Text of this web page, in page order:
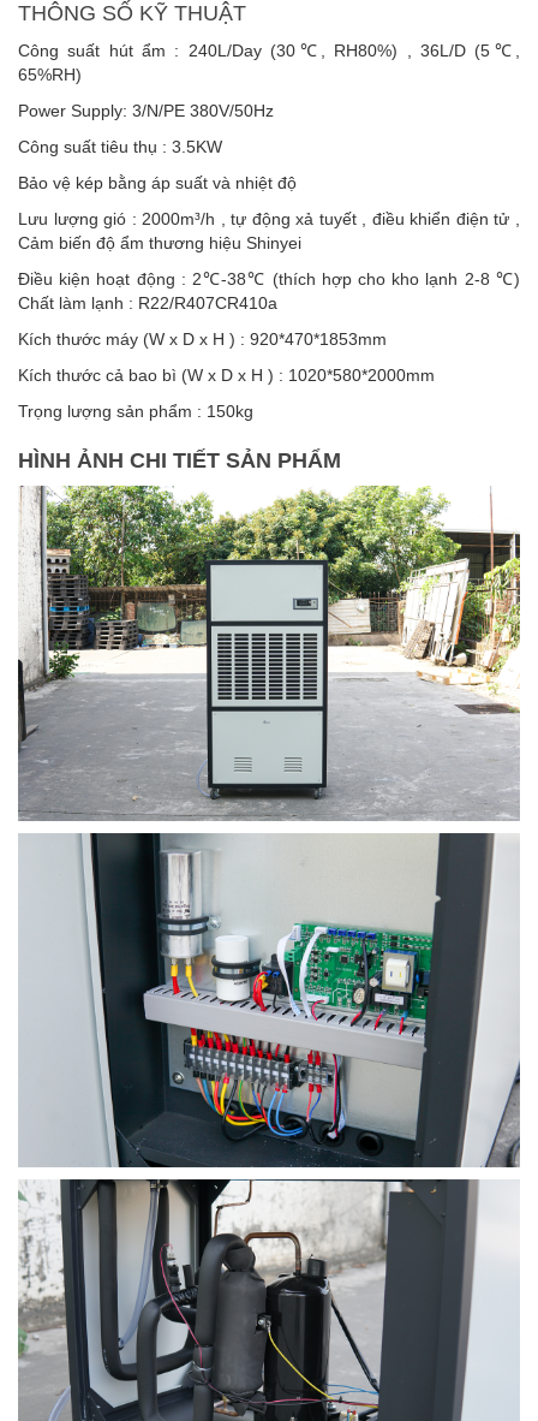
THÔNG SỐ KỸ THUẬT
Công suất hút ẩm : 240L/Day (30℃, RH80%) , 36L/D (5℃,
65%RH)
Power Supply: 3/N/PE 380V/50Hz
Công suất tiêu thụ : 3.5KW
Bảo vệ kép bằng áp suất và nhiệt độ
Lưu lượng gió : 2000m³/h , tự động xả tuyết , điều khiển điện tử ,
Cảm biến độ ẩm thương hiệu Shinyei
Điều kiện hoạt động : 2℃-38℃ (thích hợp cho kho lạnh 2-8 ℃)
Chất làm lạnh : R22/R407CR410a
Kích thước máy (W x D x H ) : 920*470*1853mm
Kích thước cả bao bì (W x D x H ) : 1020*580*2000mm
Trọng lượng sản phẩm : 150kg
HÌNH ẢNH CHI TIẾT SẢN PHẨM